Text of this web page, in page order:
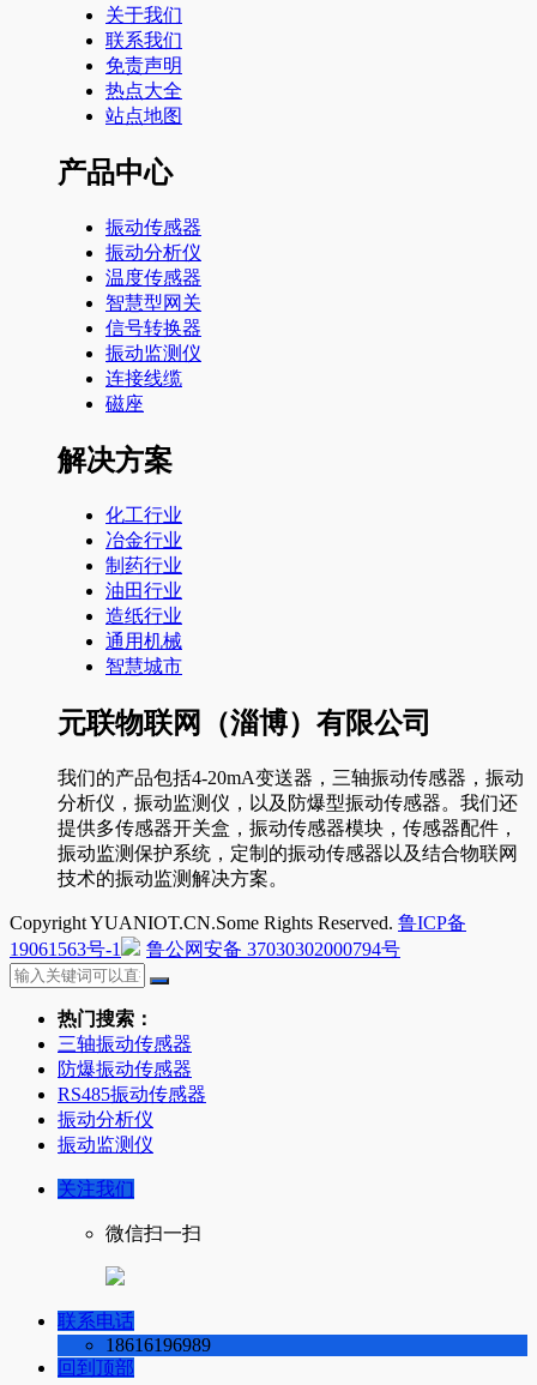
关于我们
联系我们
免责声明
热点大全
站点地图
产品中心
振动传感器
振动分析仪
温度传感器
智慧型网关
信号转换器
振动监测仪
连接线缆
磁座
解决方案
化工行业
冶金行业
制药行业
油田行业
造纸行业
通用机械
智慧城市
元联物联网（淄博）有限公司
我们的产品包括4-20mA变送器，三轴振动传感器，振动
分析仪，振动监测仪，以及防爆型振动传感器。我们还
提供多传感器开关盒，振动传感器模块，传感器配件，
振动监测保护系统，定制的振动传感器以及结合物联网
技术的振动监测解决方案。
Copyright YUANIOT.CN.Some Rights Reserved. 鲁ICP备
19061563号-1
鲁公网安备 37030302000794号
热门搜索：
三轴振动传感器
防爆振动传感器
RS485振动传感器
振动分析仪
振动监测仪
关注我们
微信扫一扫
联系电话
18616196989
回到顶部